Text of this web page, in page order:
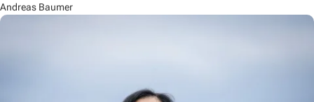
Andreas Baumer